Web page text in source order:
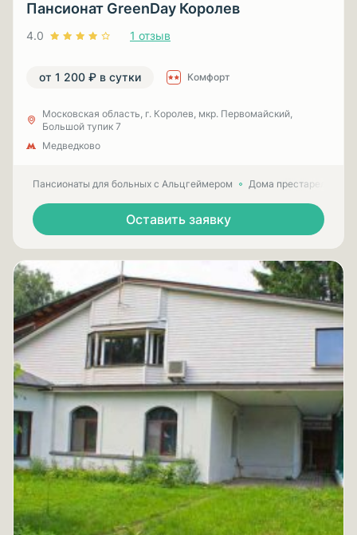
Пансионат GreenDay Королев
4.0 1 отзыв
от 1 200 ₽ в сутки Комфорт
Московская область, г. Королев, мкр. Первомайский,
Большой тупик 7
Медведково
Пансионаты для больных с Альцгеймером Дома престарелых
Оставить заявку